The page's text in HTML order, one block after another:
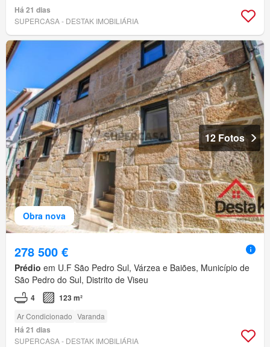
Há 21 dias
SUPERCASA - DESTAK IMOBILIÁRIA
Obra nova
12 Fotos
278 500 €
Prédio em U.F São Pedro Sul, Várzea e Baiões, Município de
São Pedro do Sul, Distrito de Viseu
4 123 m²
Ar Condicionado Varanda
Há 21 dias
SUPERCASA - DESTAK IMOBILIÁRIA